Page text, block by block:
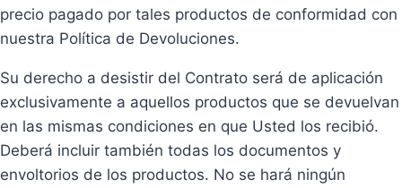
precio pagado por tales productos de conformidad con
nuestra Política de Devoluciones.
Su derecho a desistir del Contrato será de aplicación
exclusivamente a aquellos productos que se devuelvan
en las mismas condiciones en que Usted los recibió.
Deberá incluir también todas los documentos y
envoltorios de los productos. No se hará ningún